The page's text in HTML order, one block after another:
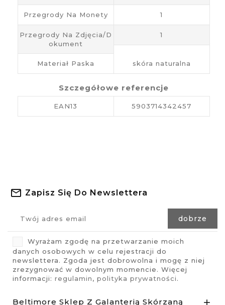
Przegrody Na Monety 1
Przegrody Na Zdjęcia/d
Okument
1
Materiał Paska skóra naturalna
Szczegółowe referencje
EAN13 5903714342457
Zapisz Się Do Newslettera
Wyrażam zgodę na przetwarzanie moich
danych osobowych w celu rejestracji do
newslettera. Zgoda jest dobrowolna i mogę z niej
zrezygnować w dowolnym momencie. Więcej
informacji: regulamin, polityka prywatności.
Beltimore Sklep Z Galanterią Skórzaną 